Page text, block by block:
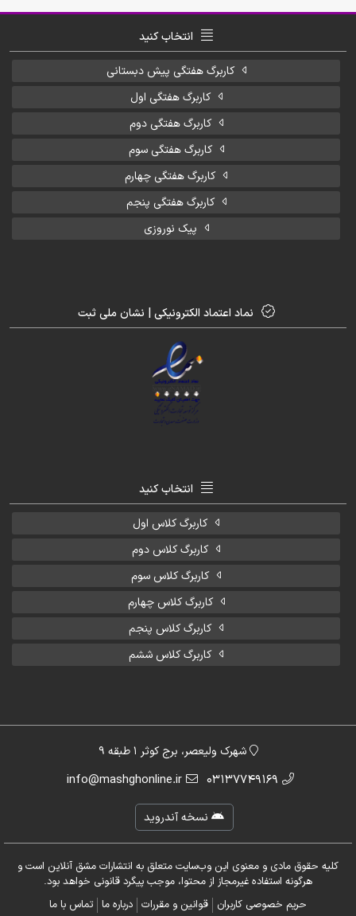
انتخاب کنید
کاربرگ هفتگی پیش دبستانی
کاربرگ هفتگی اول
کاربرگ هفتگی دوم
کاربرگ هفتگی سوم
کاربرگ هفتگی چهارم
کاربرگ هفتگی پنجم
پیک نوروزی
نماد اعتماد الکترونیکی | نشان ملی ثبت
انتخاب کنید
کاربرگ کلاس اول
کاربرگ کلاس دوم
کاربرگ کلاس سوم
کاربرگ کلاس چهارم
کاربرگ کلاس پنجم
کاربرگ کلاس ششم
شهرک ولیعصر، برج کوثر 1 طبقه 9
03137749169
info@mashghonline.ir
نسخه آندروید
کلیه حقوق مادی و معنوی این وب‌سایت متعلق به انتشارات مشق آنلاین است و
هرگونه استفاده غیرمجاز از محتوا، موجب پیگرد قانونی خواهد بود.
حریم خصوصی کاربران قوانین و مقررات درباره ما تماس با ما